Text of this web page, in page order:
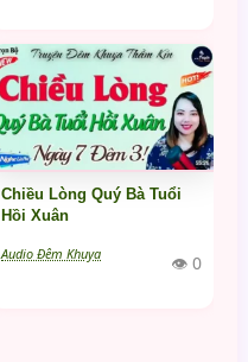
Chiều Lòng Quý Bà Tuổi
Hồi Xuân
Audio Đêm Khuya 👁 0